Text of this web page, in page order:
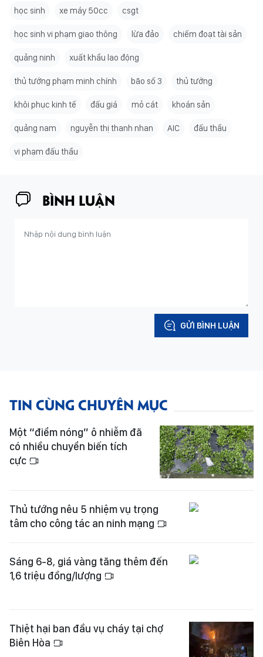
học sinh xe máy 50cc csgt
học sinh vi phạm giao thông lừa đảo chiếm đoạt tài sản
quảng ninh xuất khẩu lao động
thủ tướng phạm minh chính bão số 3 thủ tướng
khôi phục kinh tế đấu giá mỏ cát khoán sản
quảng nam nguyễn thị thanh nhan AIC đấu thầu
vi phạm đấu thầu
BÌNH LUẬN
GỬI BÌNH LUẬN
TIN CÙNG CHUYÊN MỤC
Một “điểm nóng” ô nhiễm đã
có nhiều chuyển biến tích
cực
Thủ tướng nêu 5 nhiệm vụ trọng
tâm cho công tác an ninh mạng
Sáng 6-8, giá vàng tăng thêm đến
1,6 triệu đồng/lượng
Thiệt hại ban đầu vụ cháy tại chợ
Biên Hòa